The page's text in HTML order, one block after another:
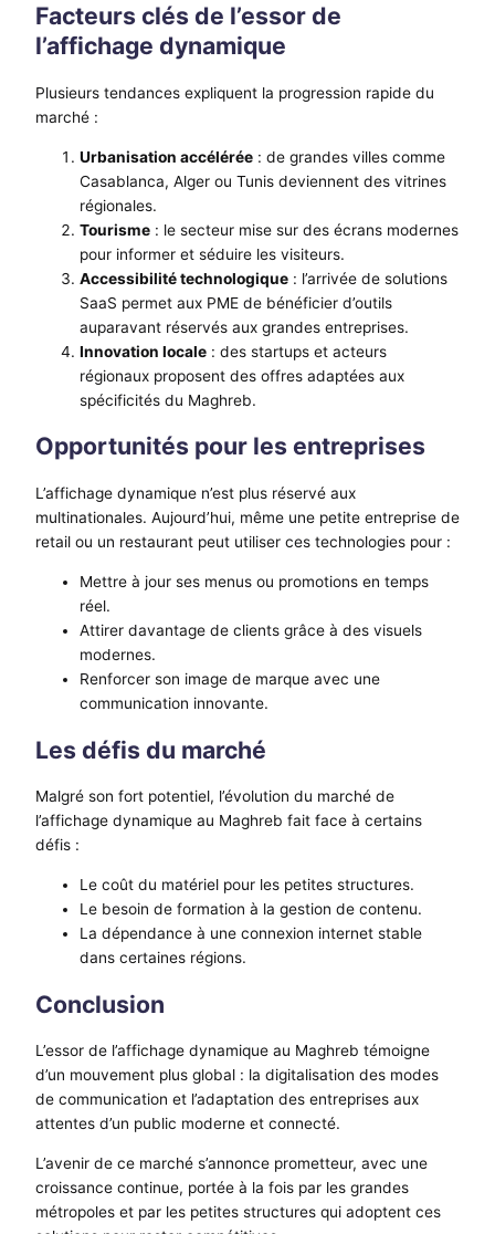
Facteurs clés de l’essor de
l’affichage dynamique
Plusieurs tendances expliquent la progression rapide du
marché :
Urbanisation accélérée : de grandes villes comme
Casablanca, Alger ou Tunis deviennent des vitrines
régionales.
Tourisme : le secteur mise sur des écrans modernes
pour informer et séduire les visiteurs.
Accessibilité technologique : l’arrivée de solutions
SaaS permet aux PME de bénéficier d’outils
auparavant réservés aux grandes entreprises.
Innovation locale : des startups et acteurs
régionaux proposent des offres adaptées aux
spécificités du Maghreb.
Opportunités pour les entreprises
L’affichage dynamique n’est plus réservé aux
multinationales. Aujourd’hui, même une petite entreprise de
retail ou un restaurant peut utiliser ces technologies pour :
Mettre à jour ses menus ou promotions en temps
réel.
Attirer davantage de clients grâce à des visuels
modernes.
Renforcer son image de marque avec une
communication innovante.
Les défis du marché
Malgré son fort potentiel, l’évolution du marché de
l’affichage dynamique au Maghreb fait face à certains
défis :
Le coût du matériel pour les petites structures.
Le besoin de formation à la gestion de contenu.
La dépendance à une connexion internet stable
dans certaines régions.
Conclusion
L’essor de l’affichage dynamique au Maghreb témoigne
d’un mouvement plus global : la digitalisation des modes
de communication et l’adaptation des entreprises aux
attentes d’un public moderne et connecté.
L’avenir de ce marché s’annonce prometteur, avec une
croissance continue, portée à la fois par les grandes
métropoles et par les petites structures qui adoptent ces